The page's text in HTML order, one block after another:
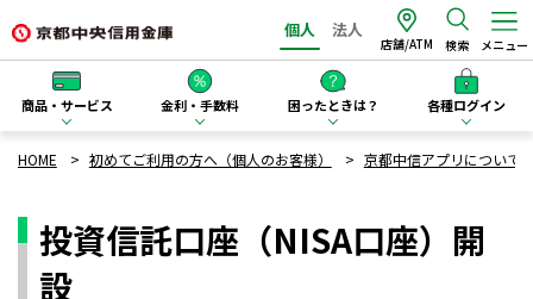
個人 法人
店舗/ATM 検索 メニュー
商品・サービス 金利・手数料 困ったときは？ 各種ログイン
HOME 初めてご利用の方へ（個人のお客様） 京都中信アプリについて
投資信託口座（NISA口座）開
設